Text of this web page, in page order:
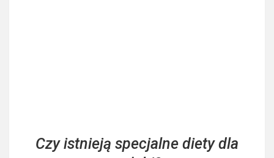
Czy istnieją specjalne diety dla